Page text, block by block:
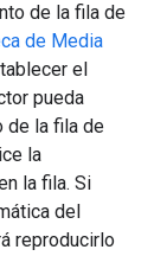
de la fila de
de Media
el
pueda
de la fila de
la
la fila. Si
del
reproducirlo